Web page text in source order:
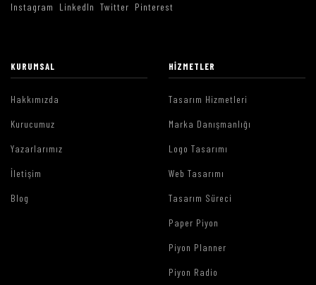
Instagram LinkedIn Twitter Pinterest
KURUMSAL
Hakkımızda
Kurucumuz
Yazarlarımız
İletişim
Blog
HIZMETLER
Tasarım Hizmetleri
Marka Danışmanlığı
Logo Tasarımı
Web Tasarımı
Tasarım Süreci
Paper Piyon
Piyon Planner
Piyon Radio